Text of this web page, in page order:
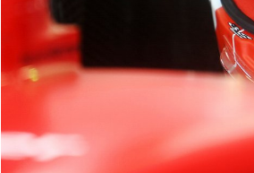
ENDURANCE/GT